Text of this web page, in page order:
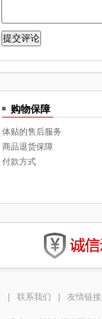
购物保障
体贴的售后服务
商品退货保障
付款方式
联系我们 友情链接